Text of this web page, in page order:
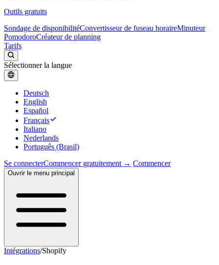
Outils gratuits
Sondage de disponibilitéConvertisseur de fuseau horaireMinuteur
PomodoroCréateur de planning
Tarifs
Sélectionner la langue
Deutsch
English
Español
Français
Italiano
Nederlands
Português (Brasil)
Se connecterCommencer gratuitement → Commencer
Ouvrir le menu principal
Intégrations/Shopify